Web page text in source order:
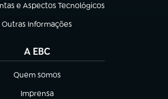
e Aspectos Tecnológicos
nova aba)
Outras Informações
(abre em nova aba)
A EBC
Quem somos
(abre em nova aba)
Imprensa